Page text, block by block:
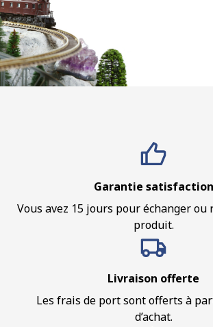
Garantie satisfaction
Vous avez 15 jours pour échanger
produit.
Livraison offerte
Les frais de port sont offerts à
d’achat.